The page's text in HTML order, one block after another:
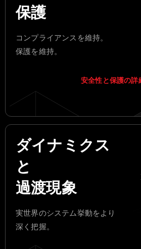
保護
コンプライアンスを維持。
保護を維持。
安全性と保護の詳
ダイナミクス
と
過渡現象
実世界のシステム挙動をより
深く把握。